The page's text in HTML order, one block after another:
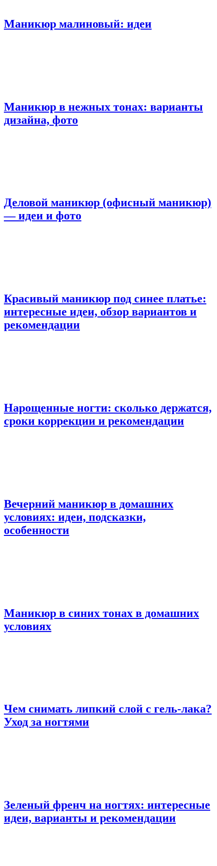
Маникюр малиновый: идеи
Маникюр в нежных тонах: варианты
дизайна, фото
Деловой маникюр (офисный маникюр)
— идеи и фото
Красивый маникюр под синее платье:
интересные идеи, обзор вариантов и
рекомендации
Нарощенные ногти: сколько держатся,
сроки коррекции и рекомендации
Вечерний маникюр в домашних
условиях: идеи, подсказки,
особенности
Маникюр в синих тонах в домашних
условиях
Чем снимать липкий слой с гель-лака?
Уход за ногтями
Зеленый френч на ногтях: интересные
идеи, варианты и рекомендации